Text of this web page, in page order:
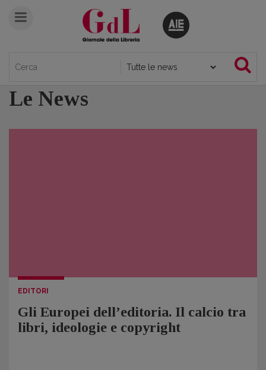
Le News
EDITORI
Gli Europei dell’editoria. Il calcio tra
libri, ideologie e copyright